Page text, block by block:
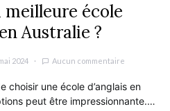
meilleure école
Australie ?
2024 Aucun commentaire
choisir une école d’anglais en
peut être impressionnante.…